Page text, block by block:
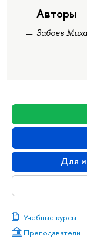
Для
Учебные курсы
Преподаватели
Авторы
Забоев